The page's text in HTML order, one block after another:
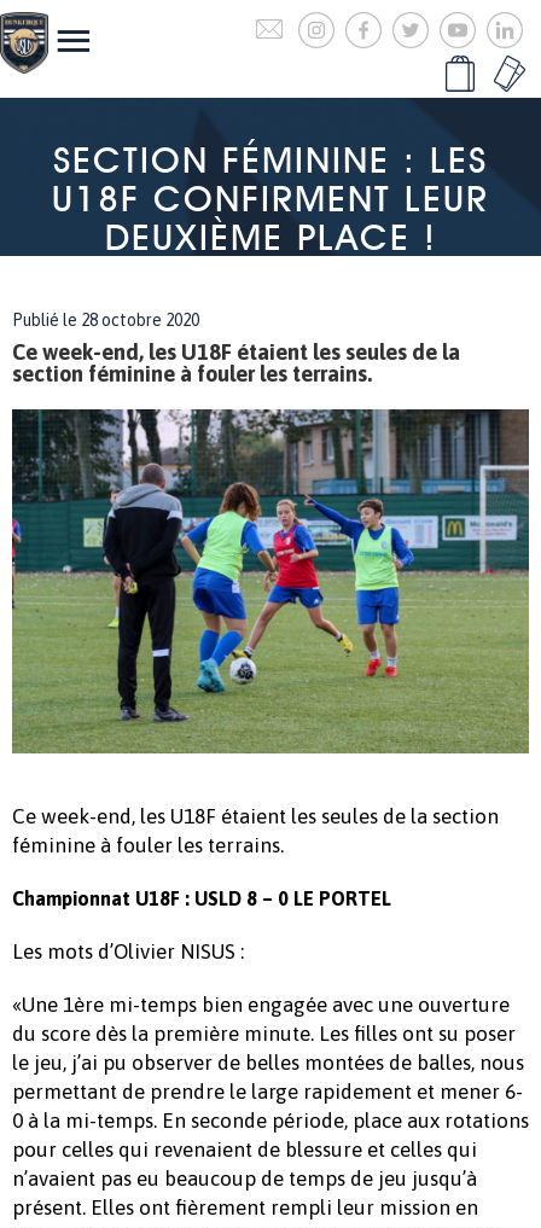
SECTION FÉMININE : LES
U18F CONFIRMENT LEUR
DEUXIÈME PLACE !
Publié le 28 octobre 2020
Ce week-end, les U18F étaient les seules de la
section féminine à fouler les terrains.
Ce week-end, les U18F étaient les seules de la section
féminine à fouler les terrains.
Championnat U18F : USLD 8 – 0 LE PORTEL
Les mots d’Olivier NISUS :
«Une 1ère mi-temps bien engagée avec une ouverture
du score dès la première minute. Les filles ont su poser
le jeu, j’ai pu observer de belles montées de balles, nous
permettant de prendre le large rapidement et mener 6-
0 à la mi-temps. En seconde période, place aux rotations
pour celles qui revenaient de blessure et celles qui
n’avaient pas eu beaucoup de temps de jeu jusqu’à
présent. Elles ont fièrement rempli leur mission en